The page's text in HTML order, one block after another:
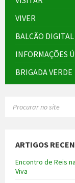
VIVER
BALCÃO DIGITAL
INFORMAÇÕES
BRIGADA VERDE
ARTIGOS
Encontro de Reis
Viva